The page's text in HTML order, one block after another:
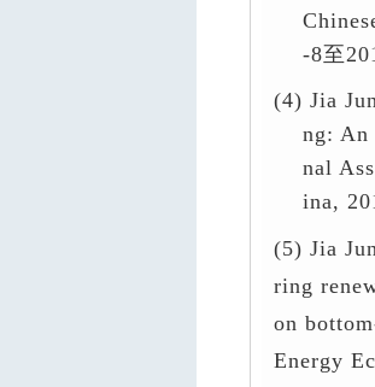
-8至
(4) Jia
ng: An
nal
ina,
(5) Jia
ring
on
Energy